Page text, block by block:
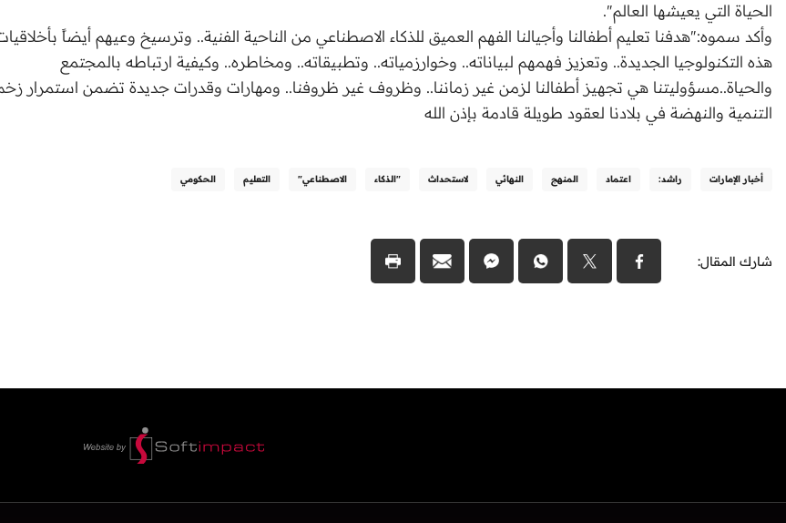
الحياة التي يعيشها العالم".
وأكد سموه:"هدفنا تعليم أطفالنا وأجيالنا الفهم العميق للذكاء الاصطناعي من الناحية الفنية.. وترسيخ وعيهم أيضاً
هذه التكنولوجيا الجديدة.. وتعزيز فهمهم لبياناته.. وخوارزمياته.. وتطبيقاته.. ومخاطره.. وكيفية ارتباطه بالمجتمع
والحياة..مسؤوليتنا هي تجهيز أطفالنا لزمن غير زماننا.. وظروف غير ظروفنا.. ومهارات وقدرات جديدة تضمن استمرار
التنمية والنهضة في بلادنا لعقود طويلة قادمة بإذن الله
أخبار الإمارات راشد: اعتماد المنهج النهائي لاستحداث "الذكاء الاصطناعي" التعليم الحكومي
شارك المقال: